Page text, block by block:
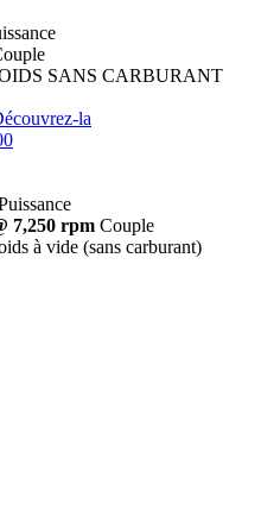
SANS CARBURANT
la
7,250 rpm Couple
à vide (sans carburant)